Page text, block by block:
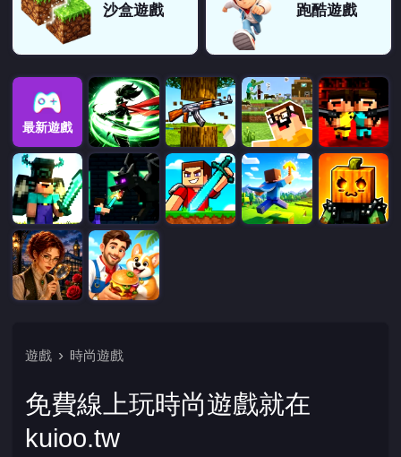
沙盒遊戲 跑酷遊戲
最新遊戲
遊戲 時尚遊戲
免費線上玩時尚遊戲就在
kuioo.tw